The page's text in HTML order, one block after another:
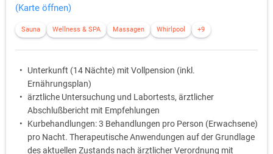
(Karte öffnen)
Sauna Wellness & SPA Massagen Whirlpool +9
Unterkunft (14 Nächte) mit Vollpension (inkl.
Ernährungsplan)
ärztliche Untersuchung und Labortests, ärztlicher
Abschlußbericht mit Empfehlungen
Kurbehandlungen: 3 Behandlungen pro Person (Erwachsene)
pro Nacht. Therapeutische Anwendungen auf der Grundlage
des aktuellen Zustands nach ärztlicher Verordnung mit